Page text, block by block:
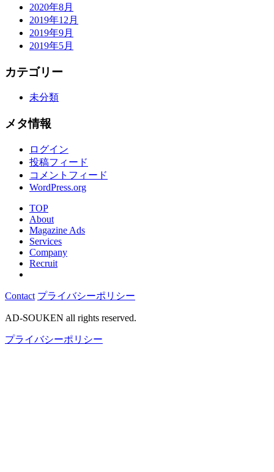
2020年8月
2019年12月
2019年9月
2019年5月
カテゴリー
未分類
メタ情報
ログイン
投稿フィード
コメントフィード
WordPress.org
TOP
About
Magazine Ads
Services
Company
Recruit
Contact プライバシーポリシー
AD-SOUKEN all rights reserved.
プライバシーポリシー